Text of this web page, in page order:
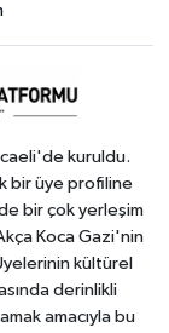
kuruldu.
bir üye profiline
bir çok yerleşim
Koca Gazi'nin
kültürel
derinlikli
amacıyla bu